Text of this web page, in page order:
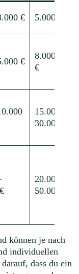
€
€
€
15.000–
30.000 €
20.000–
50.000 €+
können je nach
individuellen
dass du ein